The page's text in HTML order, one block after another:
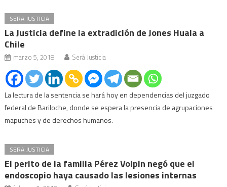
SERA JUSTICIA
La Justicia define la extradición de Jones Huala a
Chile
marzo 5, 2018 Será Justicia
La lectura de la sentencia se hará hoy en dependencias del juzgado
federal de Bariloche, donde se espera la presencia de agrupaciones
mapuches y de derechos humanos.
SERA JUSTICIA
El perito de la familia Pérez Volpin negó que el
endoscopio haya causado las lesiones internas